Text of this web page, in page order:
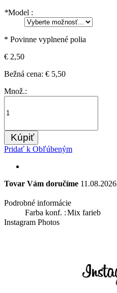
*Model :
* Povinne vyplnené polia
€ 2,50
Bežná cena: € 5,50
Množ.:
Kúpiť
Pridať k Obľúbeným
Tovar Vám doručíme 11.08.2026
Podrobné informácie
Farba konf. :Mix farieb
Instagram Photos